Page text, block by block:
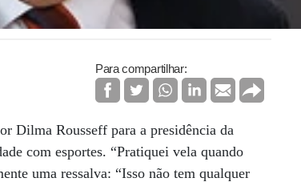
Para compartilhar:
Dilma Rousseff para a presidência da
com esportes. “Pratiquei vela quando
uma ressalva: “Isso não tem qualquer